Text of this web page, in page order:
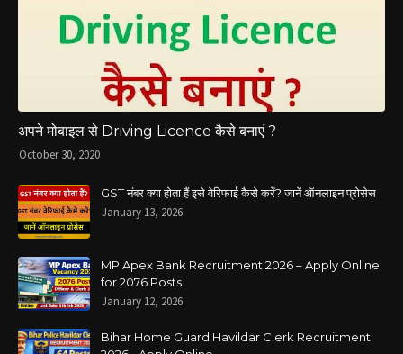
अपने मोबाइल से Driving Licence कैसे बनाएं ?
October 30, 2020
GST नंबर क्या होता हैं इसे वेरिफाई कैसे करें? जानें ऑनलाइन प्रोसेस
January 13, 2026
MP Apex Bank Recruitment 2026 – Apply Online
for 2076 Posts
January 12, 2026
Bihar Home Guard Havildar Clerk Recruitment